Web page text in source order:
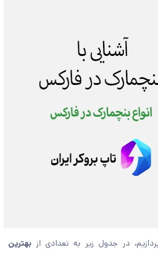
در جدول زیر به تعدادی از بهترین